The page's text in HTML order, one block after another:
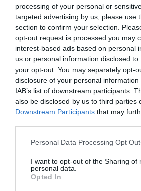
processing of your personal or
targeted advertising by us, please use
section to confirm your selection.
opt-out request is processed you may
interest-based ads based on personal
us or personal information disclosed
your opt-out. You may separately opt-
disclosure of your personal
IAB’s list of downstream participants.
also be disclosed by us to third parties
Downstream Participants that may
Personal Data Processing Opt
I want to opt-out of the Sharing of
personal data.
Opted In
Han viene trasferito al centro
Pisa, subisce sei operazioni
funzionalità della sua mano.
suo padrone, ma così ridotto
lavorare e finisce per strada,
È l’incontro con l’assessore
all’Immigrazione, Giorgio Silli
Mirko Benedetti a cambiargli,
prende coraggio, si presenta in
denuncia i suoi aguzzini e